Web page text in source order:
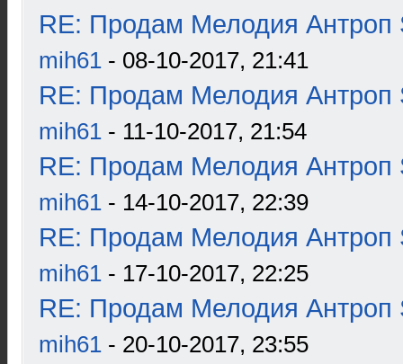
RE: Продам Мелодия Антроп
mih61 - 08-10-2017, 21:41
RE: Продам Мелодия Антроп
mih61 - 11-10-2017, 21:54
RE: Продам Мелодия Антроп
mih61 - 14-10-2017, 22:39
RE: Продам Мелодия Антроп
mih61 - 17-10-2017, 22:25
RE: Продам Мелодия Антроп
mih61 - 20-10-2017, 23:55